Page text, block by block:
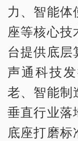
力、智能体
座等核心技
台提供底层
声通科技
老、智能制
垂直行业落
底座打磨标